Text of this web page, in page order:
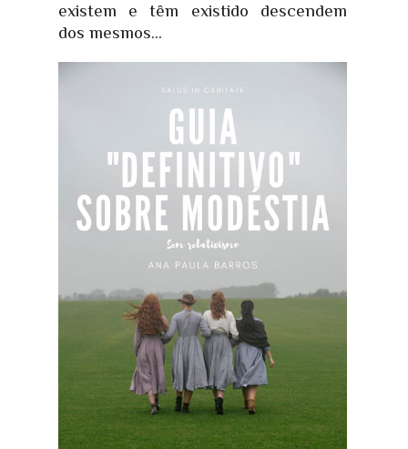
existem e têm existido descendem
dos mesmos...